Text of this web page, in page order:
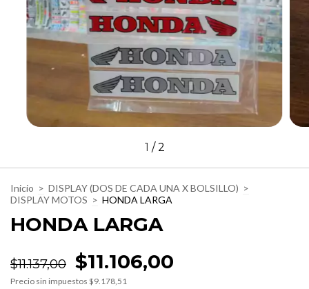
1 /2
Inicio > DISPLAY (DOS DE CADA UNA X BOLSILLO) >
DISPLAY MOTOS > HONDA LARGA
HONDA LARGA
$11.137,00 $11.106,00
Precio sin impuestos $9.178,51